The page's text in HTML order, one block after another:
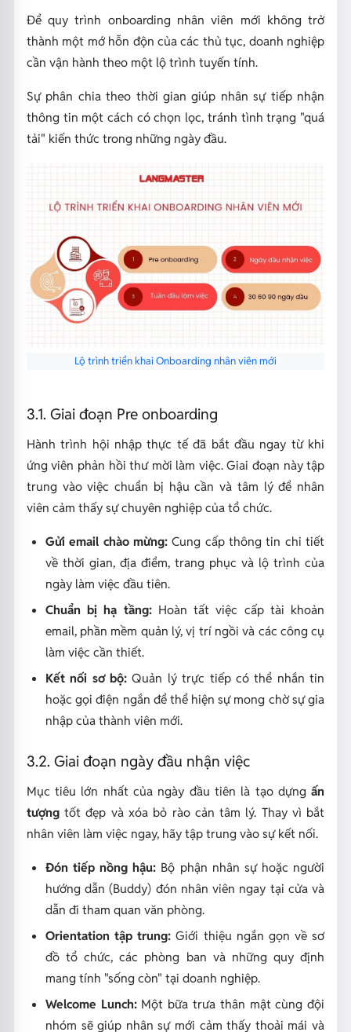
Để quy trình onboarding nhân viên mới không trở
thành một mớ hỗn độn của các thủ tục, doanh nghiệp
cần vận hành theo một lộ trình tuyến tính.
Sự phân chia theo thời gian giúp nhân sự tiếp nhận
thông tin một cách có chọn lọc, tránh tình trạng "quá
tải" kiến thức trong những ngày đầu.
Lộ trình triển khai Onboarding nhân viên mới
3.1. Giai đoạn Pre onboarding
Hành trình hội nhập thực tế đã bắt đầu ngay từ khi
ứng viên phản hồi thư mời làm việc. Giai đoạn này tập
trung vào việc chuẩn bị hậu cần và tâm lý để nhân
viên cảm thấy sự chuyên nghiệp của tổ chức.
Gửi email chào mừng:Cung cấp thông tin chi tiết
về thời gian, địa điểm, trang phục và lộ trình của
ngày làm việc đầu tiên.
Chuẩn bị hạ tầng:Hoàn tất việc cấp tài khoản
email, phần mềm quản lý, vị trí ngồi và các công cụ
làm việc cần thiết.
Kết nối sơ bộ: Quản lý trực tiếp có thể nhắn tin
hoặc gọi điện ngắn để thể hiện sự mong chờ sự gia
nhập của thành viên mới.
3.2. Giai đoạn ngày đầu nhận việc
Mục tiêu lớn nhất của ngày đầu tiên là tạo dựngấn
tượngtốt đẹp và xóa bỏ rào cản tâm lý. Thay vì bắt
nhân viên làm việc ngay, hãy tập trung vào sự kết nối.
Đón tiếp nồng hậu: Bộ phận nhân sự hoặc người
hướng dẫn (Buddy) đón nhân viên ngay tại cửa và
dẫn đi tham quan văn phòng.
Orientation tập trung: Giới thiệu ngắn gọn về sơ
đồ tổ chức, các phòng ban và những quy định
mang tính "sống còn" tại doanh nghiệp.
Welcome Lunch:Một bữa trưa thân mật cùng đội
nhóm sẽ giúp nhân sự mới cảm thấy thoải mái và